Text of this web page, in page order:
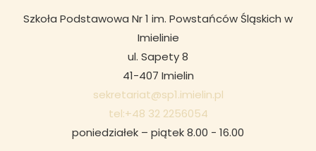
Szkoła Podstawowa Nr 1 im. Powstańców Śląskich w
Imielinie
ul. Sapety 8
41-407 Imielin
sekretariat@sp1.imielin.pl
tel:+48 32 2256054
poniedziałek – piątek 8.00 - 16.00